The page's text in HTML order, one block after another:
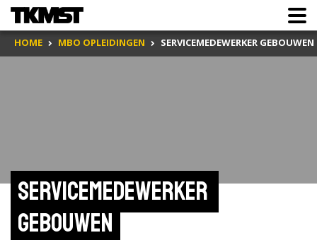
HOME MBO OPLEIDINGEN SERVICEMEDEWERKER GEBOUWEN
Servicemedewerker
gebouwen